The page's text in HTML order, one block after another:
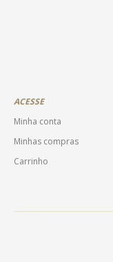
ACESSE
Minha conta
Minhas compras
Carrinho